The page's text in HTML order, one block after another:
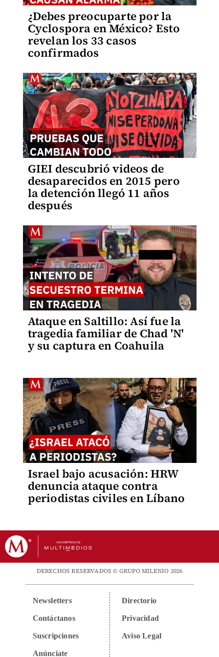
¿Debes preocuparte por la
Cyclospora en México? Esto
revelan los 33 casos
confirmados
GIEI descubrió videos de
desaparecidos en 2015 pero
la detención llegó 11 años
después
Ataque en Saltillo: Así fue la
tragedia familiar de Chad 'N'
y su captura en Coahuila
Israel bajo acusación: HRW
denuncia ataque contra
periodistas civiles en Líbano
DERECHOS RESERVADOS © GRUPO MILENIO 2026
Newsletters
Contáctanos
Suscripciones
Anúnciate
Directorio
Privacidad
Aviso Legal